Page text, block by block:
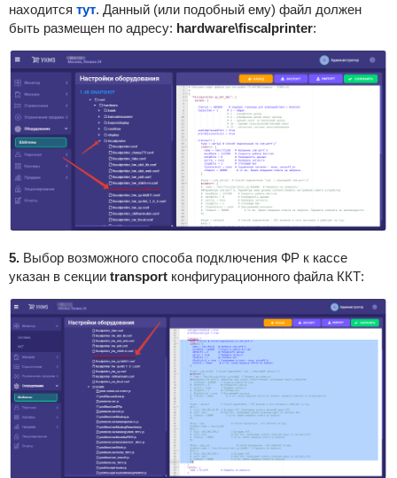
находится тут. Данный (или подобный ему) файл должен
быть размещен по адресу: hardware\fiscalprinter:
5.Выбор возможного способа подключения ФР к кассе
указан в секции transport конфигурационного файла ККТ: